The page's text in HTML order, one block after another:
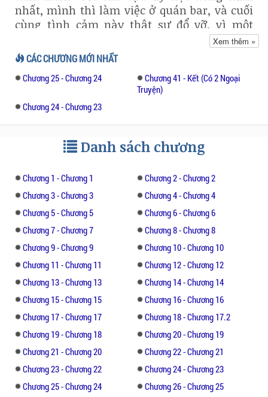
nhất, mình thì làm việc ở quán bar, và cuối
cùng tình cảm này thật sự đổ vỡ, vì một
Năm tháng sau, mình bỏ việc, tới xin làm ở
tiệm bánh. Và khoảng thời gian mình muốn
gục ngã nhất, tâm hồn yếu ớt nhất, mình lại
tìm thấy niềm an ủi duy nhất từ một ông
Nhưng mà tình cũ không rủ cũng
của CHÚ ấy...
- -------
- Chú đừng qua nhà tìm tôi nữa. Tôi sợ
mình lại nhẫn tâm mà làm chú tổn thương
thêm lần nữa đấy.
- Được, nhưng nếu nhớ thì em hãy qua tìm
tôi. Cũng không dám giấu diếm, tôi vẫn có
nhớ đến em, nhưng vẫn có thể chịu đựng
được, vấn đề này cũng không lớn lắm.
- Chú thực sự là một tên khốn kiếp. Nhưng
mà đến bây giờ, tôi vẫn thích chú đến mức
Xem thêm »
CÁC CHƯƠNG MỚI NHẤT
Chương 25 - Chương 24
Chương 41 - Kết (Có 2 Ngoại
Truyện)
Chương 24 - Chương 23
Danh sách chương
Chương 1 - Chương 1
Chương 2 - Chương 2
Chương 3 - Chương 3
Chương 4 - Chương 4
Chương 5 - Chương 5
Chương 6 - Chương 6
Chương 7 - Chương 7
Chương 8 - Chương 8
Chương 9 - Chương 9
Chương 10 - Chương 10
Chương 11 - Chương 11
Chương 12 - Chương 12
Chương 13 - Chương 13
Chương 14 - Chương 14
Chương 15 - Chương 15
Chương 16 - Chương 16
Chương 17 - Chương 17
Chương 18 - Chương 17.2
Chương 19 - Chương 18
Chương 20 - Chương 19
Chương 21 - Chương 20
Chương 22 - Chương 21
Chương 23 - Chương 22
Chương 24 - Chương 23
Chương 25 - Chương 24
Chương 26 - Chương 25